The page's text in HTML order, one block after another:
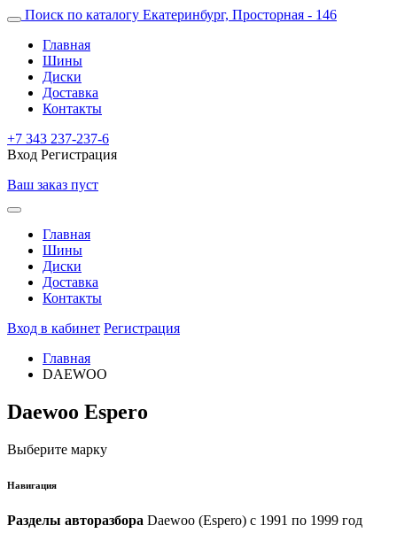
Поиск по каталогу Екатеринбург, Просторная - 146
Главная
Шины
Диски
Доставка
Контакты
+7 343 237-237-6
Вход Регистрация
Ваш заказ пуст
Главная
Шины
Диски
Доставка
Контакты
Вход в кабинет Регистрация
Главная
DAEWOO
Daewoo Espero
Выберите марку
Навигация
Разделы авторазбора Daewoo (Espero) с 1991 по 1999 год